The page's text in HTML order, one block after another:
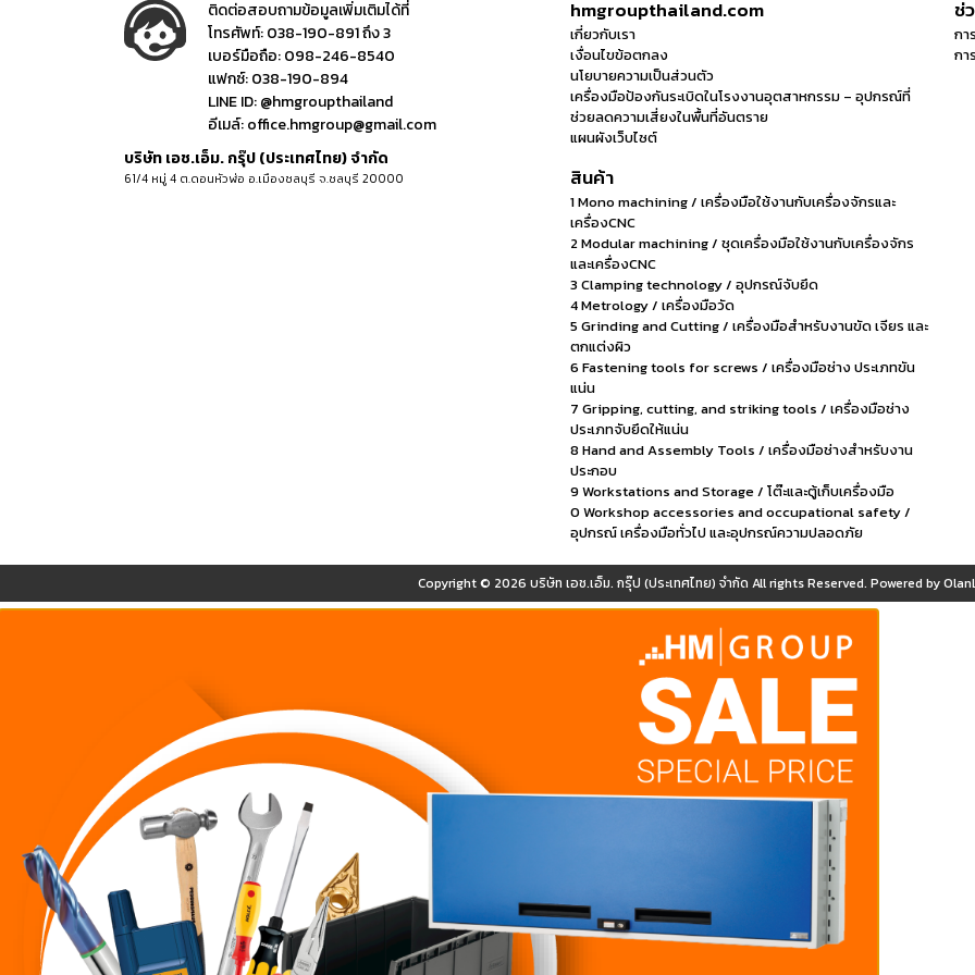
ติดต่อสอบถามข้อมูลเพิ่มเติมได้ที่
โทรศัพท์:038-190-891 ถึง 3
เบอร์มือถือ:098-246-8540
แฟกซ์:038-190-894
LINE ID:@hmgroupthailand
อีเมล์:office.hmgroup@gmail.com
บริษัท เอช.เอ็ม. กรุ๊ป (ประเทศไทย) จำกัด
61/4 หมู่ 4 ต.ดอนหัวฬ่อ อ.เมืองชลบุรี จ.ชลบุรี 20000
hmgroupthailand.com
เกี่ยวกับเรา
เงื่อนไขข้อตกลง
นโยบายความเป็นส่วนตัว
เครื่องมือป้องกันระเบิดในโรงงานอุตสาหกรรม – อุปกรณ์ที่
ช่วยลดความเสี่ยงในพื้นที่อันตราย
แผนผังเว็บไซต์
ช่
กา
กา
สินค้า
1 Mono machining / เครื่องมือใช้งานกับเครื่องจักรและ
เครื่องCNC
2 Modular machining / ชุดเครื่องมือใช้งานกับเครื่องจักร
และเครื่องCNC
3 Clamping technology / อุปกรณ์จับยึด
4 Metrology / เครื่องมือวัด
5 Grinding and Cutting / เครื่องมือสำหรับงานขัด เจียร และ
ตกแต่งผิว
6 Fastening tools for screws / เครื่องมือช่าง ประเภทขัน
แน่น
7 Gripping, cutting, and striking tools / เครื่องมือช่าง
ประเภทจับยึดให้แน่น
8 Hand and Assembly Tools / เครื่องมือช่างสำหรับงาน
ประกอบ
9 Workstations and Storage / โต๊ะและตู้เก็บเครื่องมือ
0 Workshop accessories and occupational safety /
อุปกรณ์ เครื่องมือทั่วไป และอุปกรณ์ความปลอดภัย
Copyright © 2026 บริษัท เอช.เอ็ม. กรุ๊ป (ประเทศไทย) จำกัด All rights Reserved. Powered by